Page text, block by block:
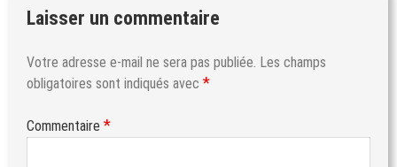
Laisser un commentaire
Votre adresse e-mail ne sera pas publiée. Les champs
obligatoires sont indiqués avec *
Commentaire *